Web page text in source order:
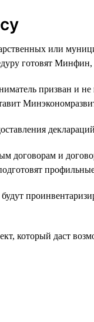
или
готовят
призван и
договорам и
который даст